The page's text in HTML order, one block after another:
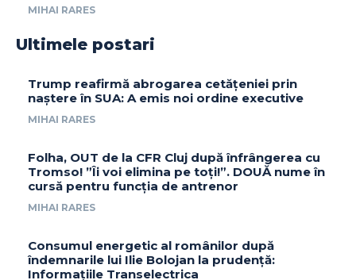
MIHAI RARES
Ultimele postari
Trump reafirmă abrogarea cetățeniei prin
naștere în SUA: A emis noi ordine executive
MIHAI RARES
Folha, OUT de la CFR Cluj după înfrângerea cu
Tromso! ”Îi voi elimina pe toți!”. DOUĂ nume în
cursă pentru funcția de antrenor
MIHAI RARES
Consumul energetic al românilor după
îndemnarile lui Ilie Bolojan la prudență:
Informațiile Transelectrica